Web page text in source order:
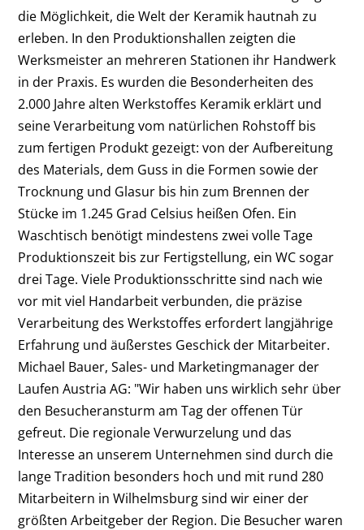
die Möglichkeit, die Welt der Keramik hautnah zu
erleben. In den Produktionshallen zeigten die
Werksmeister an mehreren Stationen ihr Handwerk
in der Praxis. Es wurden die Besonderheiten des
2.000 Jahre alten Werkstoffes Keramik erklärt und
seine Verarbeitung vom natürlichen Rohstoff bis
zum fertigen Produkt gezeigt: von der Aufbereitung
des Materials, dem Guss in die Formen sowie der
Trocknung und Glasur bis hin zum Brennen der
Stücke im 1.245 Grad Celsius heißen Ofen. Ein
Waschtisch benötigt mindestens zwei volle Tage
Produktionszeit bis zur Fertigstellung, ein WC sogar
drei Tage. Viele Produktionsschritte sind nach wie
vor mit viel Handarbeit verbunden, die präzise
Verarbeitung des Werkstoffes erfordert langjährige
Erfahrung und äußerstes Geschick der Mitarbeiter.
Michael Bauer, Sales- und Marketingmanager der
Laufen Austria AG: "Wir haben uns wirklich sehr über
den Besucheransturm am Tag der offenen Tür
gefreut. Die regionale Verwurzelung und das
Interesse an unserem Unternehmen sind durch die
lange Tradition besonders hoch und mit rund 280
Mitarbeitern in Wilhelmsburg sind wir einer der
größten Arbeitgeber der Region. Die Besucher waren